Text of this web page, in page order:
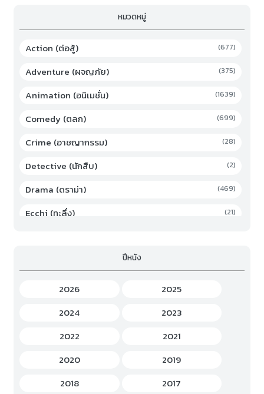
หมวดหมู่
Action (ต่อสู้) (677)
Adventure (ผจญภัย) (375)
Animation (อนิเมชั่น) (1639)
Comedy (ตลก) (699)
Crime (อาชญากรรม) (28)
Detective (นักสืบ) (2)
Drama (ดราม่า) (469)
Ecchi (ทะลึ่ง) (21)
Game (เกม)
Gourmet (อาหาร)
Hentai (เฮ็นไต)
History (ประวัติศาสตร์)
Horror (สยองขวัญ)
ปีหนัง
2026
2025
2024
2023
2022
2021
2020
2019
2018
2017